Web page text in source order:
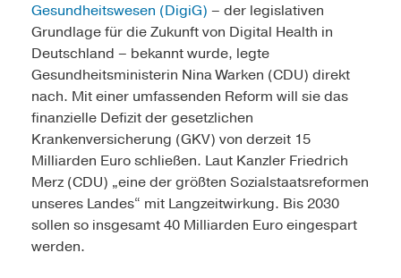
Gesundheitswesen (DigiG) – der legislativen
Grundlage für die Zukunft von Digital Health in
Deutschland – bekannt wurde, legte
Gesundheitsministerin Nina Warken (CDU) direkt
nach. Mit einer umfassenden Reform will sie das
finanzielle Defizit der gesetzlichen
Krankenversicherung (GKV) von derzeit 15
Milliarden Euro schließen. Laut Kanzler Friedrich
Merz (CDU) „eine der größten Sozialstaatsreformen
unseres Landes“ mit Langzeitwirkung. Bis 2030
sollen so insgesamt 40 Milliarden Euro eingespart
werden.